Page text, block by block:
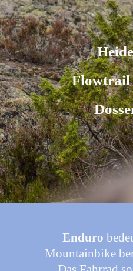
Flowtrail
Enduro
Mountainbike